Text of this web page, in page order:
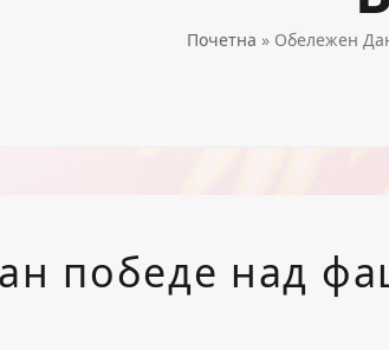
Почетна » Обележен
победе над